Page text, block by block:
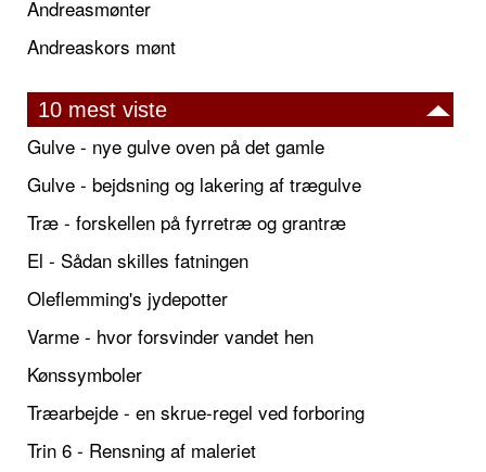
Andreasmønter
Andreaskors mønt
10 mest viste
Gulve - nye gulve oven på det gamle
Gulve - bejdsning og lakering af trægulve
Træ - forskellen på fyrretræ og grantræ
El - Sådan skilles fatningen
Oleflemming's jydepotter
Varme - hvor forsvinder vandet hen
Kønssymboler
Træarbejde - en skrue-regel ved forboring
Trin 6 - Rensning af maleriet